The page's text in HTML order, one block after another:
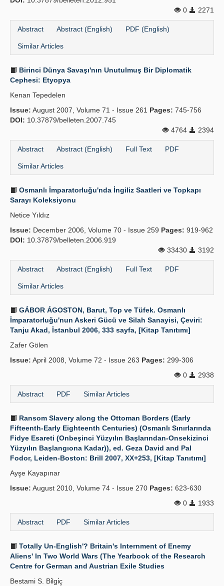
0
2271
Abstract Abstract (English) PDF (English)
Similar Articles
Birinci Dünya Savaşı'nın Unutulmuş Bir Diplomatik
Cephesi: Etyopya
Kenan Tepedelen
Issue: August 2007, Volume 71 - Issue 261 Pages: 745-756
DOI: 10.37879/belleten.2007.745
4764
2394
Abstract Abstract (English) Full Text PDF
Similar Articles
Osmanlı İmparatorluğu'nda İngiliz Saatleri ve Topkapı
Sarayı Koleksiyonu
Netice Yıldız
Issue: December 2006, Volume 70 - Issue 259 Pages: 919-962
DOI: 10.37879/belleten.2006.919
33430
3192
Abstract Abstract (English) Full Text PDF
Similar Articles
GÁBOR ÁGOSTON, Barut, Top ve Tüfek. Osmanlı
İmparatorluğu'nun Askeri Gücü ve Silah Sanayisi, Çeviri:
Tanju Akad, İstanbul 2006, 333 sayfa, [Kitap Tanıtımı]
Zafer Gölen
Issue: April 2008, Volume 72 - Issue 263 Pages: 299-306
0
2938
Abstract PDF Similar Articles
Ransom Slavery along the Ottoman Borders (Early
Fifteenth-Early Eighteenth Centuries) (Osmanlı Sınırlarında
Fidye Esareti (Onbeşinci Yüzyılın Başlarından-Onsekizinci
Yüzyılın Başlangıona Kadar)), ed. Geza David and Pal
Fodor, Leiden-Boston: Brill 2007, XX+253, [Kitap Tanıtımı]
Ayşe Kayapınar
Issue: August 2010, Volume 74 - Issue 270 Pages: 623-630
0
1933
Abstract PDF Similar Articles
Totally Un-English'? Britain's Internment of Enemy
Aliens' In Two World Wars (The Yearbook of the Research
Centre for German and Austrian Exile Studies
Bestami S. Bi̇lgi̇ç